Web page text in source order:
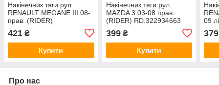
Накінечник тяги рул.
RENAULT MEGANE III 08-
прав. (RIDER)
421 ₴
Купити
Накінечник тяги рул.
MAZDA 3 03-08 прав.
(RIDER) RD.322934663
399₴
Купити
09
379
Про нас